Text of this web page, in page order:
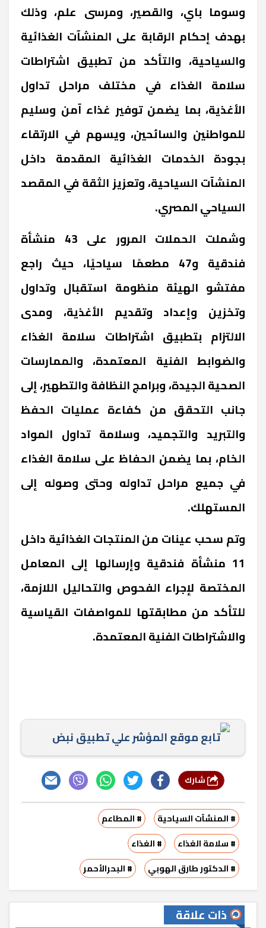
وسوما باي، والقصير، ومرسى علم، وذلك
بهدف إحكام الرقابة على المنشآت الغذائية
والسياحية، والتأكد من تطبيق اشتراطات
سلامة الغذاء في مختلف مراحل تداول
الأغذية، بما يضمن توفير غذاء آمن وسليم
للمواطنين والسائحين، ويسهم في الارتقاء
بجودة الخدمات الغذائية المقدمة داخل
المنشآت السياحية، وتعزيز الثقة في المقصد
السياحي المصري.
وشملت الحملات المرور على 43 منشأة
فندقية و47 مطعمًا سياحيًا، حيث راجع
مفتشو الهيئة منظومة استقبال وتداول
وتخزين وإعداد وتقديم الأغذية، ومدى
الالتزام بتطبيق اشتراطات سلامة الغذاء
والضوابط الفنية المعتمدة، والممارسات
الصحية الجيدة، وبرامج النظافة والتطهير، إلى
جانب التحقق من كفاءة عمليات الحفظ
والتبريد والتجميد، وسلامة تداول المواد
الخام، بما يضمن الحفاظ على سلامة الغذاء
في جميع مراحل تداوله وحتى وصوله إلى
المستهلك.
وتم سحب عينات من المنتجات الغذائية داخل
11 منشأة فندقية وإرسالها إلى المعامل
المختصة لإجراء الفحوص والتحاليل اللازمة،
للتأكد من مطابقتها للمواصفات القياسية
والاشتراطات الفنية المعتمدة.
تابع موقع المؤشر علي تطبيق نبض
# المنشآت السياحية
# المطاعم
# سلامة الغذاء
# الغذاء
# الدكتور طارق الهوبي
# البحرالأحمر
ذات علاقة